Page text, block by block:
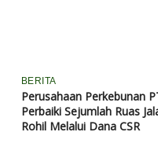
BERITA
Perusahaan Perkebunan
Perbaiki Sejumlah Ruas
Rohil Melalui Dana CSR